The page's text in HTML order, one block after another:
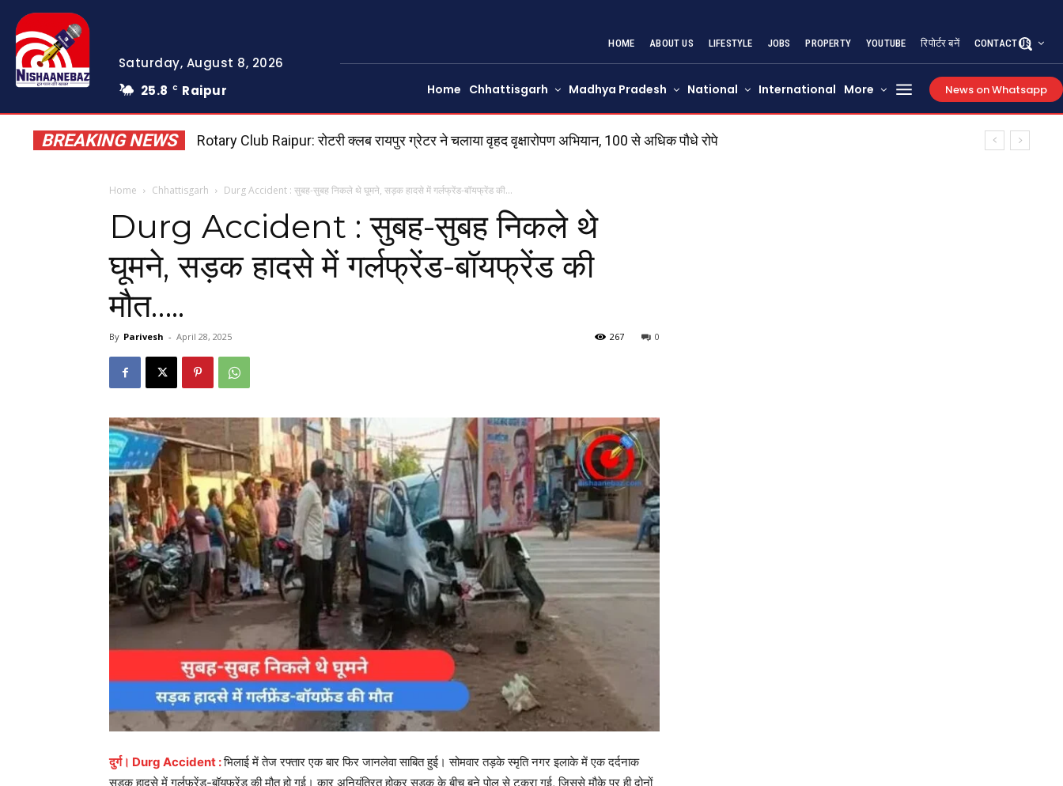
Saturday, August 8, 2026
25.8
C Raipur
HOME ABOUT US LIFESTYLE JOBS PROPERTY YOUTUBE रिपोर्टर बनें CONTACT US
Home Chhattisgarh Madhya Pradesh National International More News on Whatsapp
BREAKING NEWS Rotary Club Raipur: रोटरी क्लब रायपुर ग्रेटर ने चलाया वृहद वृक्षारोपण अभियान, 100 से अधिक पौधे रोपे
Raipur Crime: प्रतिबंधित नशीली टेबलेट के साथ 2 आरोपी गिरफ्तार, 200 नाइट्रोसन-10 टैबलेट और 70 हजार रुपये बरामद
Home Chhattisgarh Durg Accident : सुबह-सुबह निकले थे घूमने, सड़क हादसे में गर्लफ्रेंड-बॉयफ्रेंड की...
Durg Accident : सुबह-सुबह निकले थे
घूमने, सड़क हादसे में गर्लफ्रेंड-बॉयफ्रेंड की
मौत…..
By Parivesh - April 28, 2025 0
267
दुर्ग। Durg Accident :भिलाई में तेज रफ्तार एक बार फिर जानलेवा साबित हुई। सोमवार तड़के स्मृति नगर इलाके में एक दर्दनाक
सड़क हादसे में गर्लफ्रेंड-बॉयफ्रेंड की मौत हो गई। कार अनियंत्रित होकर सड़क के बीच बने पोल से टकरा गई, जिससे मौके पर ही दोनों